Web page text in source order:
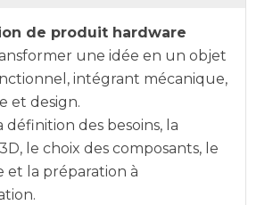
de produit hardware
une idée en un objet
intégrant mécanique,
et design.
définition des besoins, la
le choix des composants, le
et la préparation à